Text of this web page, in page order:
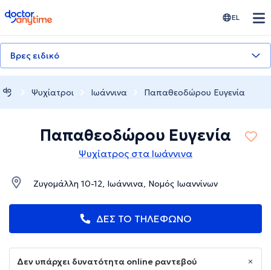
doctoranytime EL
Βρες ειδικό
Ψυχίατροι Ιωάννινα Παπαθεοδώρου Ευγενία
Παπαθεοδώρου Ευγενία
Ψυχίατρος στα Ιωάννινα
Ζυγομάλλη 10-12, Ιωάννινα, Νομός Ιωαννίνων
ΔΕΣ ΤΟ ΤΗΛΕΦΩΝΟ
Δεν υπάρχει δυνατότητα online ραντεβού